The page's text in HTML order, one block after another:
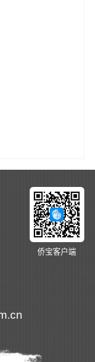
侨宝客户端